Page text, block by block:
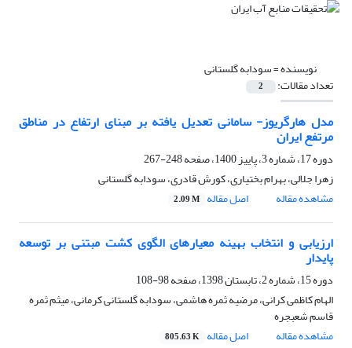
نویسنده =سودابه گلستانی
تعداد مقالات: 2
مدل هارگریوز- سامانی تعدیل یافته بر مبنای ارتفاع در مناطق
مرتفع ایران
دوره 17، شماره 3، پاییز 1400، صفحه
248-267
زهرا جلالی، بهرام بختیاری، کورش قادری، سودابه گلستانی
مشاهده مقاله
اصل مقاله 2.09 M
ارزیابی و انتخاب بهینه معیارهای الگوی کشت مبتنی بر توسعه
پایدار
دوره 15، شماره 2، تابستان 1398، صفحه
98-108
الهام کاظمی کرانی، مرضیه ثمره هاشمی، سودابه گلستانی کرمانی، میثم ثمره
قاسم شعبجره
مشاهده مقاله
اصل مقاله 805.63 K